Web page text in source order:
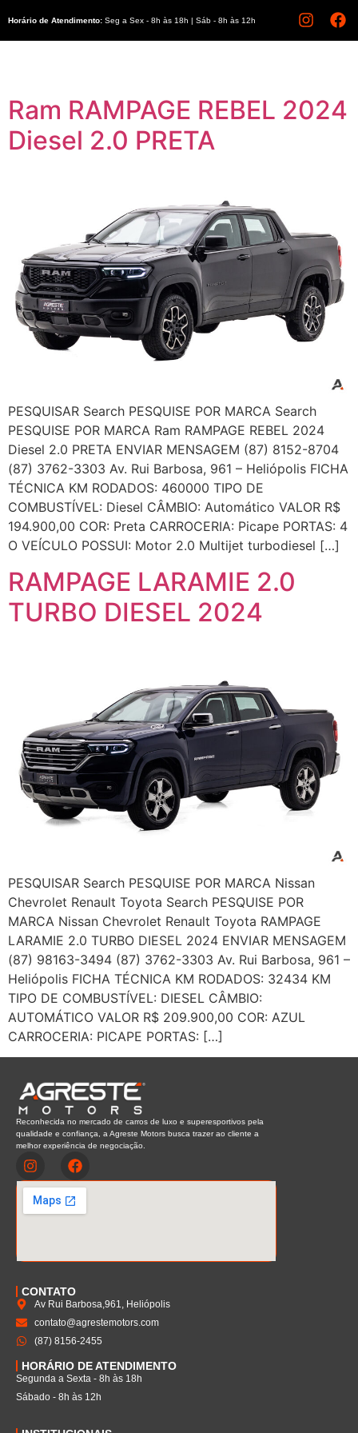
Horário de Atendimento: Seg a Sex - 8h às 18h | Sáb - 8h às 12h
Ram RAMPAGE REBEL 2024
Diesel 2.0 PRETA
PESQUISAR Search PESQUISE POR MARCA Search
PESQUISE POR MARCA Ram RAMPAGE REBEL 2024
Diesel 2.0 PRETA ENVIAR MENSAGEM (87) 8152-8704
(87) 3762-3303 Av. Rui Barbosa, 961 – Heliópolis FICHA
TÉCNICA KM RODADOS: 460000 TIPO DE
COMBUSTÍVEL: Diesel CÂMBIO: Automático VALOR R$
194.900,00 COR: Preta CARROCERIA: Picape PORTAS: 4
O VEÍCULO POSSUI: Motor 2.0 Multijet turbodiesel […]
RAMPAGE LARAMIE 2.0
TURBO DIESEL 2024
PESQUISAR Search PESQUISE POR MARCA Nissan
Chevrolet Renault Toyota Search PESQUISE POR
MARCA Nissan Chevrolet Renault Toyota RAMPAGE
LARAMIE 2.0 TURBO DIESEL 2024 ENVIAR MENSAGEM
(87) 98163-3494 (87) 3762-3303 Av. Rui Barbosa, 961 –
Heliópolis FICHA TÉCNICA KM RODADOS: 32434 KM
TIPO DE COMBUSTÍVEL: DIESEL CÂMBIO:
AUTOMÁTICO VALOR R$ 209.900,00 COR: AZUL
CARROCERIA: PICAPE PORTAS: […]
Reconhecida no mercado de carros de luxo e superesportivos pela
qualidade e confiança, a Agreste Motors busca trazer ao cliente a
melhor experiência de negociação.
CONTATO
Av Rui Barbosa,961, Heliópolis
contato@agrestemotors.com
(87) 8156-2455
HORÁRIO DE ATENDIMENTO
Segunda a Sexta - 8h às 18h
Sábado - 8h às 12h